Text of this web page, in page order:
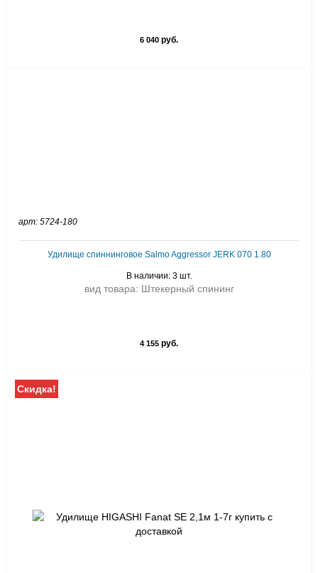
6 040 руб.
арт: 5724-180
Удилище спиннинговое Salmo Aggressor JERK 070 1.80
В наличии: 3 шт.
вид товара: Штекерный спининг
4 155 руб.
Скидка!